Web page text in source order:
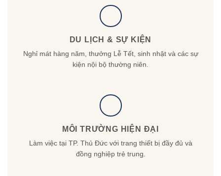
DU LỊCH & SỰ KIỆN
Nghỉ mát hàng năm, thưởng Lễ Tết, sinh nhật và các sự
kiện nội bộ thường niên.
MÔI TRƯỜNG HIỆN ĐẠI
Làm việc tại TP. Thủ Đức với trang thiết bị đầy đủ và
đồng nghiệp trẻ trung.